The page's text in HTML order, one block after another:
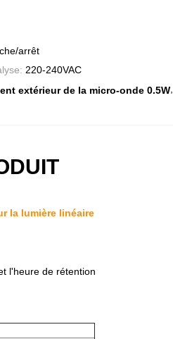
arrêt
220-240VAC
extérieur de la micro-onde 0.5W,
la lumière linéaire
l'heure de rétention